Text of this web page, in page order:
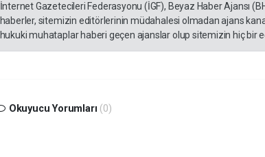
İnternet Gazetecileri Federasyonu (İGF), Beyaz Haber Ajansı
haberler, sitemizin editörlerinin müdahalesi olmadan ajans
hukuki muhataplar haberi geçen ajanslar olup sitemizin hiç bir
Okuyucu Yorumları (0)